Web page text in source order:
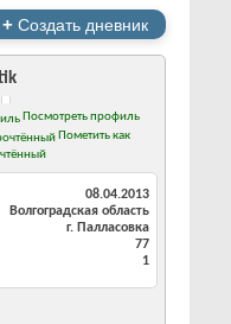
+ Создать дневник
Посмотреть профиль
Пометить как
08.04.2013
Волгоградская область
г. Палласовка
77
1